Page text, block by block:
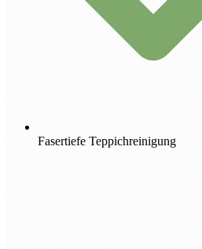
Fasertiefe Teppichreinigung